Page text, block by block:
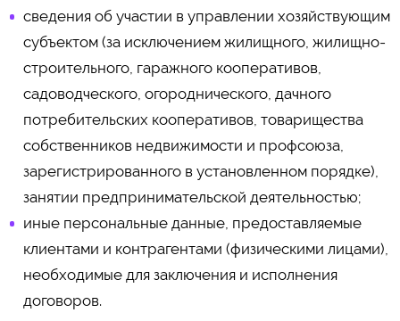
сведения об участии в управлении хозяйствующим
субъектом (за исключением жилищного, жилищно-
строительного, гаражного кооперативов,
садоводческого, огороднического, дачного
потребительских кооперативов, товарищества
собственников недвижимости и профсоюза,
зарегистрированного в установленном порядке),
занятии предпринимательской деятельностью;
иные персональные данные, предоставляемые
клиентами и контрагентами (физическими лицами),
необходимые для заключения и исполнения
договоров.